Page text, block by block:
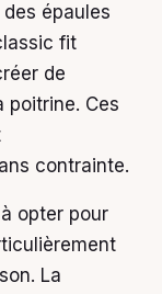
épaules
fit
de
poitrine. Ces
contrainte.
opter pour
La